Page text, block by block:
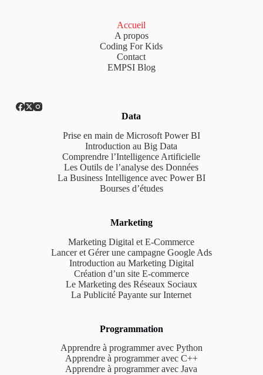
Accueil
A propos
Coding For Kids
Contact
EMPSI Blog
Data
Prise en main de Microsoft Power BI
Introduction au Big Data
Comprendre l’Intelligence Artificielle
Les Outils de l’analyse des Données
La Business Intelligence avec Power BI
Bourses d’études
Marketing
Marketing Digital et E-Commerce
Lancer et Gérer une campagne Google Ads
Introduction au Marketing Digital
Création d’un site E-commerce
Le Marketing des Réseaux Sociaux
La Publicité Payante sur Internet
Programmation
Apprendre à programmer avec Python
Apprendre à programmer avec C++
Apprendre à programmer avec Java